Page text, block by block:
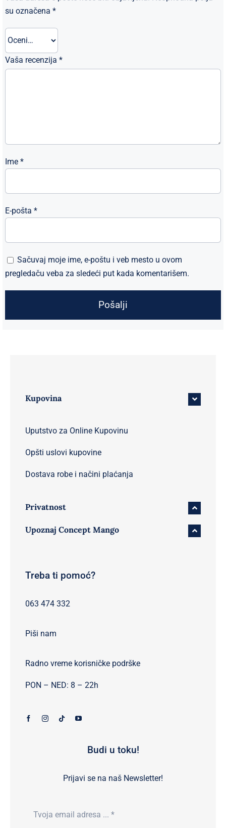
su označena *
Vaša recenzija *
Ime *
E-pošta *
Sačuvaj moje ime, e-poštu i veb mesto u ovom
pregledaču veba za sledeći put kada komentarišem.
Budi u toku!
Prijavi se na naš Newsletter!
Kupovina
Uputstvo za Online Kupovinu
Opšti uslovi kupovine
Dostava robe i načini plaćanja
Privatnost
Upoznaj Concept Mango
Treba ti pomoć?
063 474 332
Piši nam
Radno vreme korisničke podrške
PON – NED: 8 – 22h